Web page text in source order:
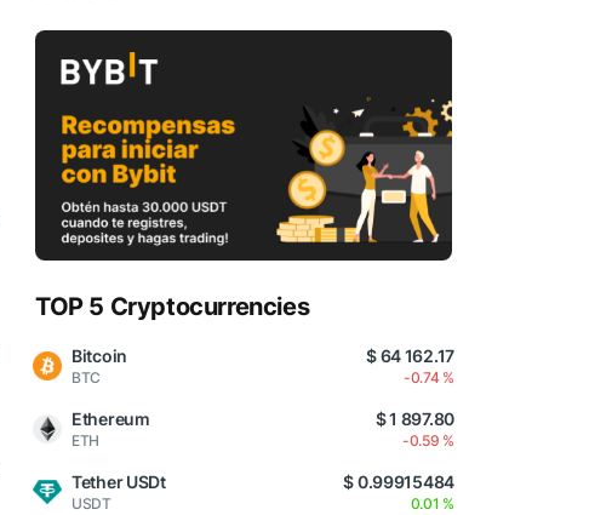
TOP 5 Cryptocurrencies
Bitcoin
BTC
$ 64 162.17
-0.74 %
Ethereum
ETH
$ 1 897.80
-0.59 %
Tether USDt
USDT
$ 0.99915484
0.01 %